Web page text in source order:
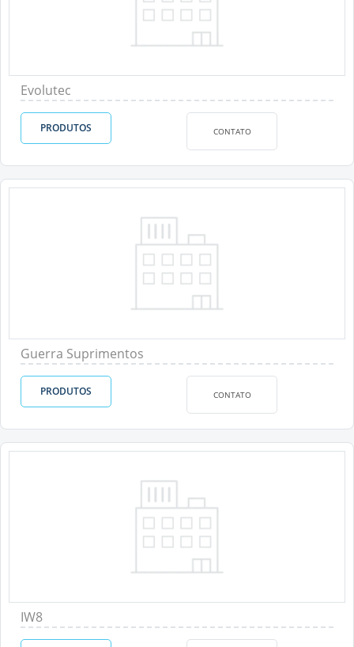
Evolutec
PRODUTOS CONTATO
Guerra Suprimentos
PRODUTOS CONTATO
IW8